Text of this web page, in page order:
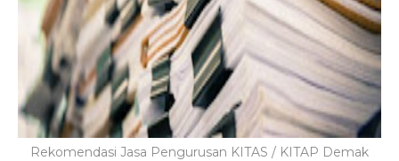
Rekomendasi Jasa Pengurusan KITAS / KITAP Demak